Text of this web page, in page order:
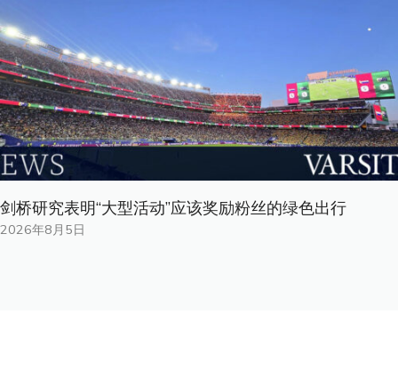
剑桥研究表明“大型活动”应该奖励粉丝的绿色出行
2026年8月5日